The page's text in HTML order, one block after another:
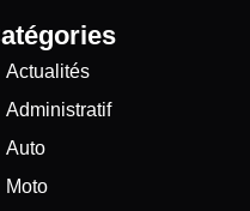
Actualités
Administratif
Auto
Moto